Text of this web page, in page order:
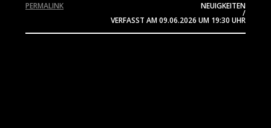
NEUIGKEITEN
/
VERFASST AM09.06.2026 UM 19:30 UHR
PERMALINK